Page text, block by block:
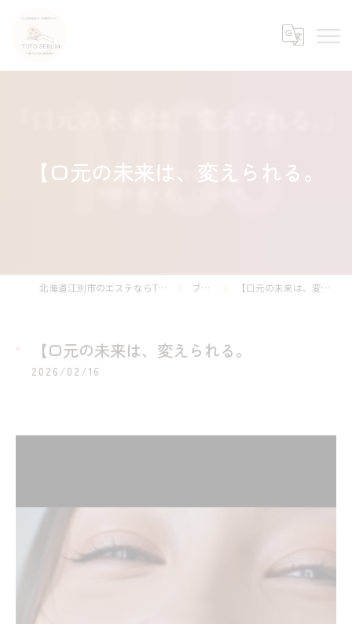
【口元の未来は、変えられる。
北海道江別市のエステならTOTO SERUM ブログ 【口元の未来は、変えられる。
【口元の未来は、変えられる。
2026/02/16